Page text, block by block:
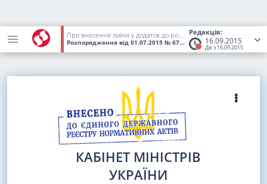
Редакція:
16.09.2015
Діє з 16.09.2015
Про внесення зміни у додаток до розпорядження Кабінету Міністрів України від 14 травня 2015 р. N 449
Розпорядження від 01.07.2015 № 677-р (Статус:Втратив
КАБІНЕТ МІНІСТРІВ
УКРАЇНИ